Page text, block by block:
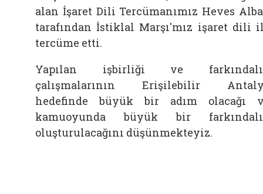
alan İşaret Dili Tercümanımız Heves
tarafından İstiklal Marşı'mız işaret dili
tercüme etti.
Yapılan işbirliği ve
çalışmalarının Erişilebilir
hedefinde büyük bir adım olacağı
kamuoyunda büyük bir
oluşturulacağını düşünmekteyiz.